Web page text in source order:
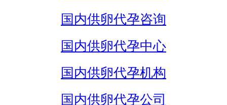
国内供卵代孕咨询
国内供卵代孕中心
国内供卵代孕机构
国内供卵代孕公司